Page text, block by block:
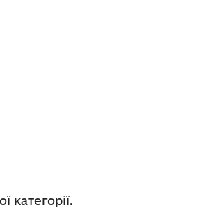
категорії.